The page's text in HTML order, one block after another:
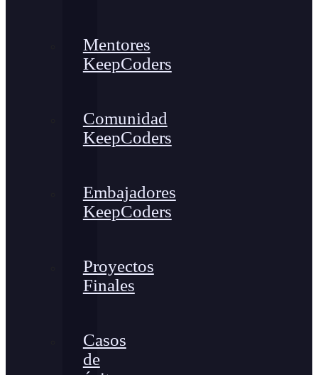
Mentores
KeepCoders
Comunidad
KeepCoders
Embajadores
KeepCoders
Proyectos
Finales
Casos
de